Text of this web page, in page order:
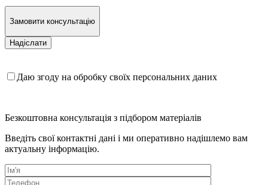
Замовити консультацію
Даю згоду на обробку своїх персональних даних
Безкоштовна консультація з підбором матеріалів
Введіть свої контактні дані і ми оперативно надішлемо вам
актуальну інформацію.